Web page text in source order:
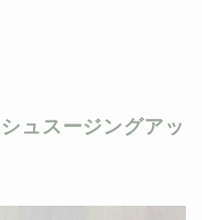
ュスージングアッ